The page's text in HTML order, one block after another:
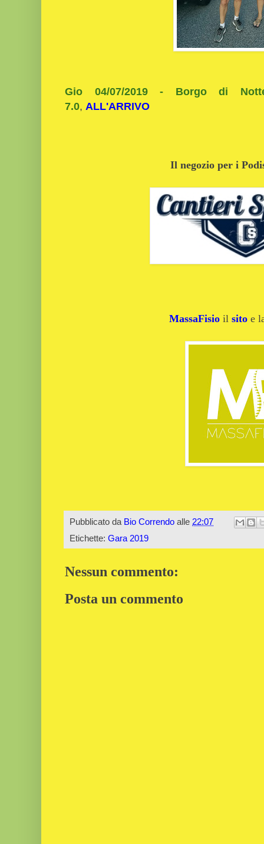
Gio 04/07/2019 - Borgo di
7.0, ALL'ARRIVO
Il negozio per i
MassaFisio il sito e
Pubblicato da Bio Correndo alle 22:07
Etichette: Gara 2019
Nessun commento:
Posta un commento